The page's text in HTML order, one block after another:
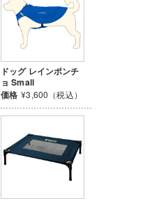
ドッグ レインポンチ
ョ Small
価格 ¥3,600（税込）